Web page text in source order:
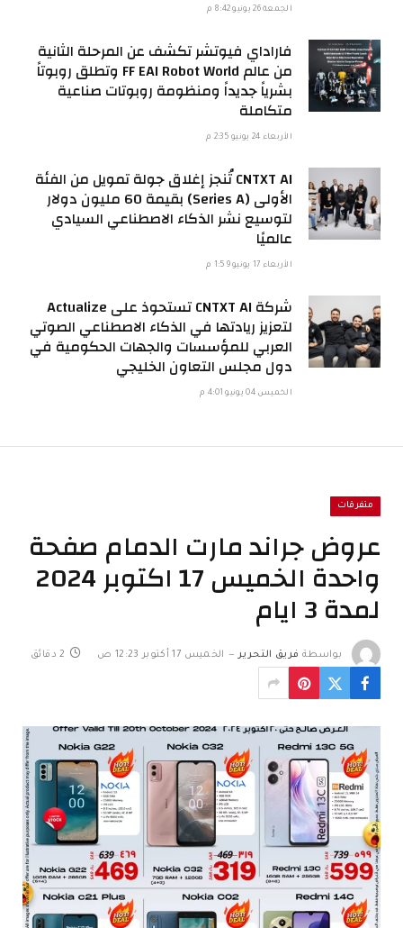
الجمعة 26 يونيو 8:42 م
فاراداي فيوتشر تكشف عن المرحلة الثانية
من عالم FF EAI Robot World وتطلق روبوتاً
بشرياً جديداً ومنظومة روبوتات صناعية
متكاملة
الأربعاء 24 يونيو 2:35 م
CNTXT AI تُنجز إغلاق جولة تمويل من الفئة
الأولى (Series A) بقيمة 60 مليون دولار
لتوسيع نشر الذكاء الاصطناعي السيادي
عالميًا
الأربعاء 17 يونيو 1:59 م
شركة CNTXT AI تستحوذ على Actualize
لتعزيز ريادتها في الذكاء الاصطناعي الصوتي
العربي للمؤسسات والجهات الحكومية في
دول مجلس التعاون الخليجي
الخميس 04 يونيو 4:01 م
متفرقات
عروض جراند مارت الدمام صفحة
واحدة الخميس 17 اكتوبر 2024
لمدة 3 ايام
بواسطة فريق التحرير الخميس 17 أكتوبر 12:23 ص 2 دقائق